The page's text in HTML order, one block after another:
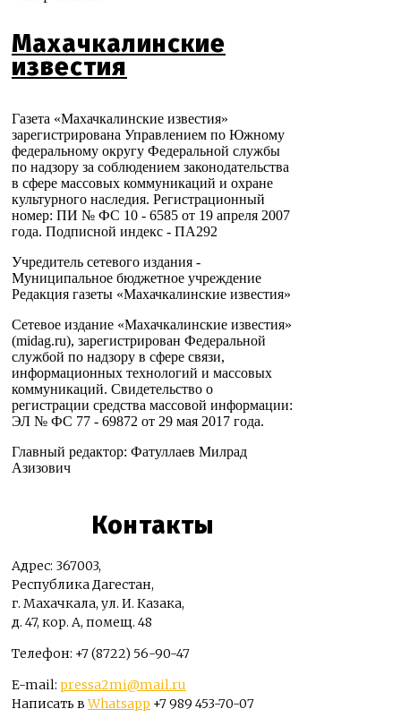
Махачкалинские
известия
Газета «Махачкалинские известия»
зарегистрирована Управлением по Южному
федеральному округу Федеральной службы
по надзору за соблюдением законодательства
в сфере массовых коммуникаций и охране
культурного наследия. Регистрационный
номер: ПИ № ФС 10 - 6585 от 19 апреля 2007
года. Подписной индекс - ПА292
Учредитель сетевого издания -
Муниципальное бюджетное учреждение
Редакция газеты «Махачкалинские известия»
Сетевое издание «Махачкалинские известия»
(midag.ru), зарегистрирован Федеральной
службой по надзору в сфере связи,
информационных технологий и массовых
коммуникаций. Свидетельство о
регистрации средства массовой информации:
ЭЛ № ФС 77 - 69872 от 29 мая 2017 года.
Главный редактор: Фатуллаев Милрад
Азизович
Контакты
Адрес: 367003,
Республика Дагестан,
г. Махачкала, ул. И. Казака,
д. 47, кор. А, помещ. 48
Телефон: +7 (8722) 56-90-47
E-mail: pressa2mi@mail.ru
Написать вWhatsapp +7 989 453-70-07